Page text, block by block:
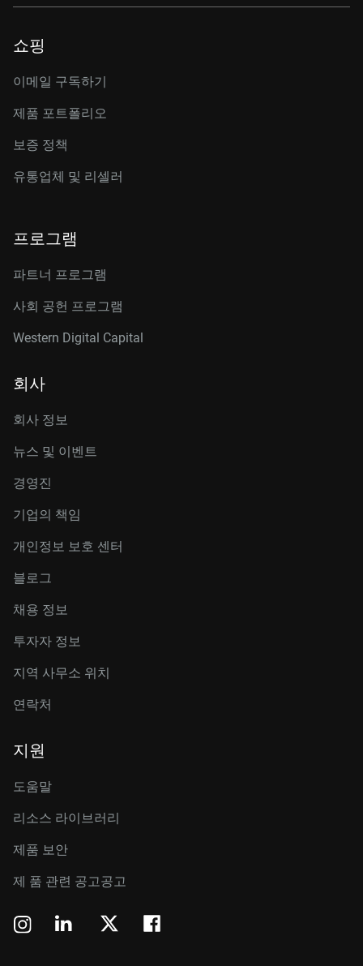
쇼핑
이메일 구독하기
제품 포트폴리오
보증 정책
유통업체 및 리셀러
프로그램
파트너 프로그램
사회 공헌 프로그램
Western Digital Capital
회사
회사 정보
뉴스 및 이벤트
경영진
기업의 책임
개인정보 보호 센터
블로그
채용 정보
투자자 정보
지역 사무소 위치
연락처
지원
도움말
리소스 라이브러리
제품 보안
제 품 관련 공고공고